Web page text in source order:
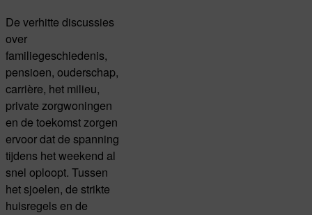
De verhitte discussies
over
familiegeschiedenis,
pensioen, ouderschap,
carrière, het milieu,
private zorgwoningen
en de toekomst zorgen
ervoor dat de spanning
tijdens het weekend al
snel oploopt. Tussen
het sjoelen, de strikte
huisregels en de